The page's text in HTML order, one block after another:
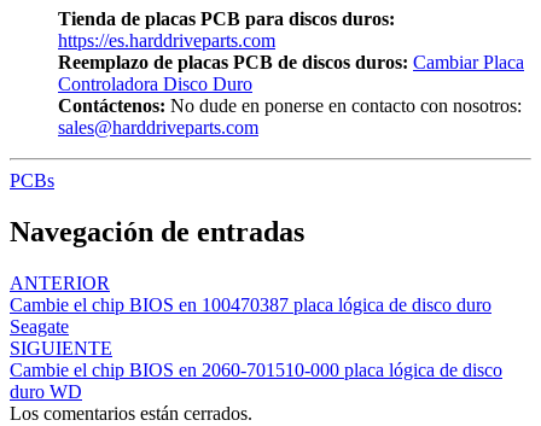
Tienda de placas PCB para discos duros:
https://es.harddriveparts.com
Reemplazo de placas PCB de discos duros: Cambiar Placa
Controladora Disco Duro
Contáctenos: No dude en ponerse en contacto con nosotros:
sales@harddriveparts.com
PCBs
Navegación de entradas
ANTERIOR
Cambie el chip BIOS en 100470387 placa lógica de disco duro
Seagate
SIGUIENTE
Cambie el chip BIOS en 2060-701510-000 placa lógica de disco
duro WD
Los comentarios están cerrados.